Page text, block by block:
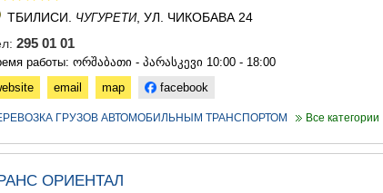
ТБИЛИСИ. ЧУГУРЕТИ, УЛ. ЧИКОБАВА 24
295 01 01
работы: ორშაბათი - პარასკევი 10:00 - 18:00
email map facebook
ГРУЗОВ АВТОМОБИЛЬНЫМ ТРАНСПОРТОМ Все категории
ОРИЕНТАЛ